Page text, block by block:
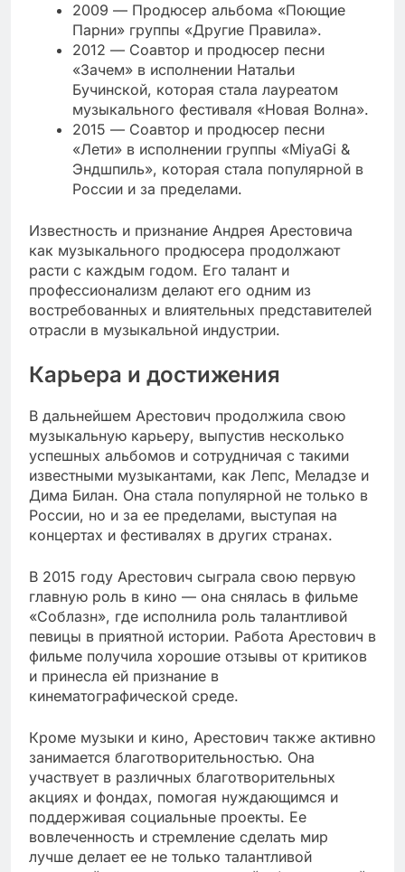
2009 — Продюсер альбома «Поющие
Парни» группы «Другие Правила».
2012 — Соавтор и продюсер песни
«Зачем» в исполнении Натальи
Бучинской, которая стала лауреатом
музыкального фестиваля «Новая Волна».
2015 — Соавтор и продюсер песни
«Лети» в исполнении группы «MiyaGi &
Эндшпиль», которая стала популярной в
России и за пределами.
Известность и признание Андрея Арестовича
как музыкального продюсера продолжают
расти с каждым годом. Его талант и
профессионализм делают его одним из
востребованных и влиятельных представителей
отрасли в музыкальной индустрии.
Карьера и достижения
В дальнейшем Арестович продолжила свою
музыкальную карьеру, выпустив несколько
успешных альбомов и сотрудничая с такими
известными музыкантами, как Лепс, Меладзе и
Дима Билан. Она стала популярной не только в
России, но и за ее пределами, выступая на
концертах и фестивалях в других странах.
В 2015 году Арестович сыграла свою первую
главную роль в кино — она снялась в фильме
«Соблазн», где исполнила роль талантливой
певицы в приятной истории. Работа Арестович в
фильме получила хорошие отзывы от критиков
и принесла ей признание в
кинематографической среде.
Кроме музыки и кино, Арестович также активно
занимается благотворительностью. Она
участвует в различных благотворительных
акциях и фондах, помогая нуждающимся и
поддерживая социальные проекты. Ее
вовлеченность и стремление сделать мир
лучше делает ее не только талантливой